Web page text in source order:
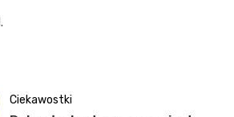
Ciekawostki